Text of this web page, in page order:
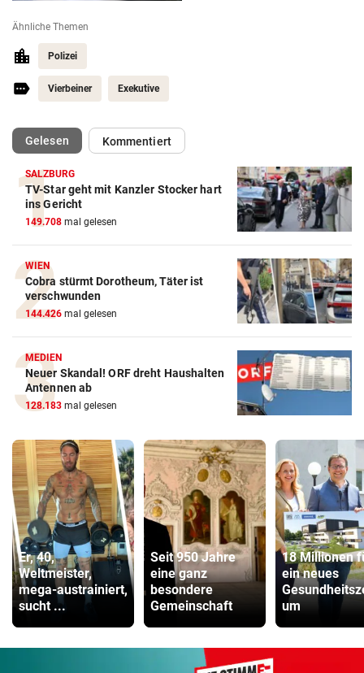
Ähnliche Themen
Polizei
Vierbeiner Exekutive
Gelesen(ausgewählt)Kommentiert
SALZBURG
TV-Star geht mit Kanzler Stocker hart
ins Gericht
149.708 mal gelesen
WIEN
Cobra stürmt Dorotheum, Täter ist
verschwunden
144.426 mal gelesen
MEDIEN
Neuer Skandal! ORF dreht Haushalten
Antennen ab
128.183 mal gelesen
Er, 40,
Weltmeister,
mega-austrainiert,
sucht ...
Seit 950 Jahre
eine ganz
besondere
Gemeinschaft
18 Millionen
ein neues
um